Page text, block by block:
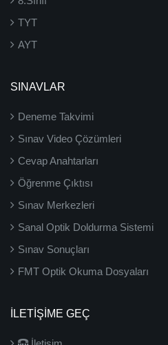
TYT
AYT
SINAVLAR
Deneme Takvimi
Sınav Video Çözümleri
Cevap Anahtarları
Öğrenme Çıktısı
Sınav Merkezleri
Sanal Optik Doldurma Sistemi
Sınav Sonuçları
FMT Optik Okuma Dosyaları
İLETIŞIME GEÇ